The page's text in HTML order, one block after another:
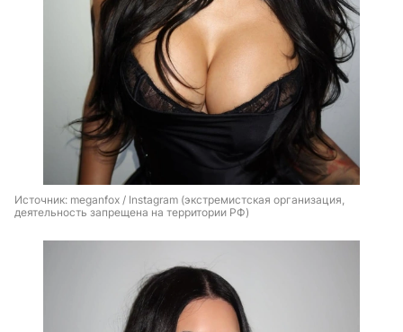
Источник: meganfox / Instagram (экстремистская организация,
деятельность запрещена на территории РФ)